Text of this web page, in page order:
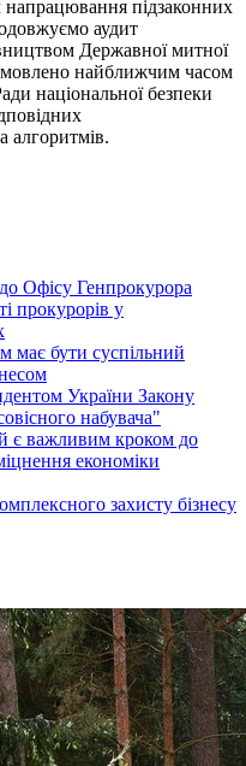
підзаконних
аудит
Державної митної
найближчим часом
національної безпеки
алгоритмів.
Офісу Генпрокурора
прокурорів у
має бути суспільний
України Закону
набувача"
є важливим кроком до
економіки
захисту бізнесу